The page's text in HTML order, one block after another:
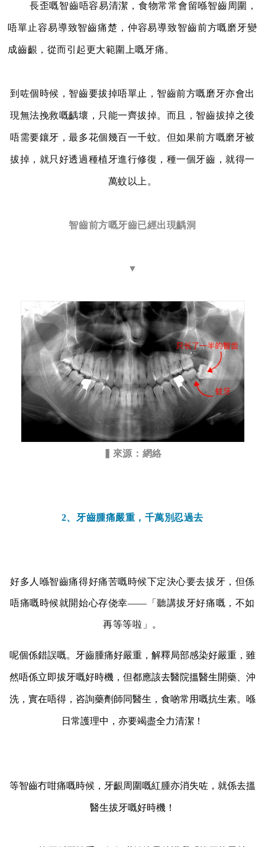
長歪嘅智齒唔容易清潔，食物常常會留喺智齒周圍，
唔單止容易導致智齒痛楚，仲容易導致智齒前方嘅磨牙變
成齒齦，從而引起更大範圍上嘅牙痛。
到咗個時候，智齒要拔掉唔單止，智齒前方嘅磨牙亦會出
現無法挽救嘅齲壞，只能一齊拔掉。而且，智齒拔掉之後
唔需要鑲牙，最多花個幾百一千蚊。但如果前方嘅磨牙被
拔掉，就只好透過種植牙進行修復，種一個牙齒，就得一
萬蚊以上。
智齒前方嘅牙齒已經出現齲洞
▼
▍來源： 網絡
2、牙齒腫痛嚴重，千萬別忍過去
好多人喺智齒痛得好痛苦嘅時候下定決心要去拔牙，但係
唔痛嘅時候就開始心存侥幸——「聽講拔牙好痛嘅，不如
再等等啦」。
呢個係錯誤嘅。牙齒腫痛好嚴重，解釋局部感染好嚴重，雖
然唔係立即拔牙嘅好時機，但都應該去醫院搵醫生開藥、沖
洗，實在唔得，咨詢藥劑師同醫生，食啲常用嘅抗生素。喺
日常護理中，亦要竭盡全力清潔！
等智齒冇咁痛嘅時候，牙齦周圍嘅紅腫亦消失咗，就係去搵
醫生拔牙嘅好時機！